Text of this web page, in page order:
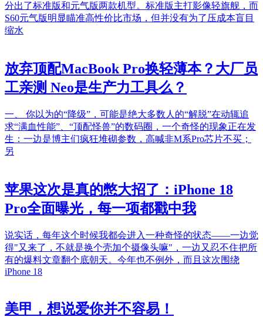
分出了标准版和元气版两款机型。标准版主打影像轻旗舰，而
S60元气版明显瞄准高性价比市场，但并没有为了压成本盲目
缩水
放弃顶配MacBook Pro换轻薄本？大厂员
工亲测 Neo是生产力工具么？
一、 你以为的“降级”，可能是绝大多数人的“解脱”在动辄追
求“满血性能”、“顶配怪兽”的数码圈，一个奇怪的现象正在发
生：一边是博主们疯狂堆砌参数，高喊非M系Pro芯片不买；
另
苹果这次是真的憋大招了：iPhone 18
Pro全面曝光，每一项都戳中我
说实话，每年这个时候我都会进入一种奇怪的状态——一边觉
得"又来了，不就是换个壳加个摄像头嘛"，一边又忍不住把所
有的爆料文章翻个底朝天。今年也不例外，而且这次围绕
iPhone 18
美甲，想说爱你并不容易！